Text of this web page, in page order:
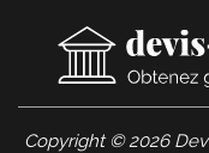
Copyright © 2026